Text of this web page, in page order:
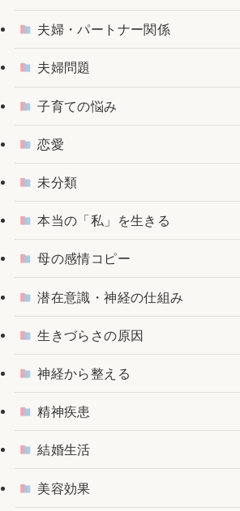
夫婦・パートナー関係
夫婦問題
子育ての悩み
恋愛
未分類
本当の「私」を生きる
母の感情コピー
潜在意識・神経の仕組み
生きづらさの原因
神経から整える
精神疾患
結婚生活
美容効果